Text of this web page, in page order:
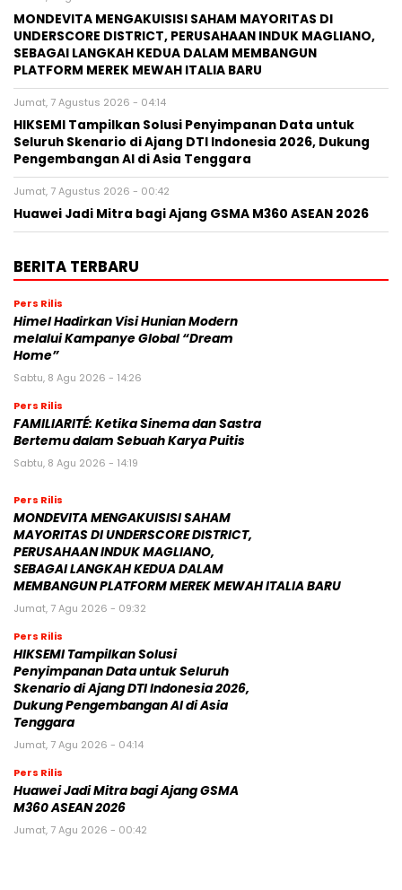
MONDEVITA MENGAKUISISI SAHAM MAYORITAS DI
UNDERSCORE DISTRICT, PERUSAHAAN INDUK MAGLIANO,
SEBAGAI LANGKAH KEDUA DALAM MEMBANGUN
PLATFORM MEREK MEWAH ITALIA BARU
Jumat, 7 Agustus 2026 - 04:14
HIKSEMI Tampilkan Solusi Penyimpanan Data untuk
Seluruh Skenario di Ajang DTI Indonesia 2026, Dukung
Pengembangan AI di Asia Tenggara
Jumat, 7 Agustus 2026 - 00:42
Huawei Jadi Mitra bagi Ajang GSMA M360 ASEAN 2026
BERITA TERBARU
Pers Rilis
Himel Hadirkan Visi Hunian Modern
melalui Kampanye Global “Dream
Home”
Sabtu, 8 Agu 2026 - 14:26
Pers Rilis
FAMILIARITÉ: Ketika Sinema dan Sastra
Bertemu dalam Sebuah Karya Puitis
Sabtu, 8 Agu 2026 - 14:19
Pers Rilis
MONDEVITA MENGAKUISISI SAHAM
MAYORITAS DI UNDERSCORE DISTRICT,
PERUSAHAAN INDUK MAGLIANO,
SEBAGAI LANGKAH KEDUA DALAM
MEMBANGUN PLATFORM MEREK MEWAH ITALIA BARU
Jumat, 7 Agu 2026 - 09:32
Pers Rilis
HIKSEMI Tampilkan Solusi
Penyimpanan Data untuk Seluruh
Skenario di Ajang DTI Indonesia 2026,
Dukung Pengembangan AI di Asia
Tenggara
Jumat, 7 Agu 2026 - 04:14
Pers Rilis
Huawei Jadi Mitra bagi Ajang GSMA
M360 ASEAN 2026
Jumat, 7 Agu 2026 - 00:42